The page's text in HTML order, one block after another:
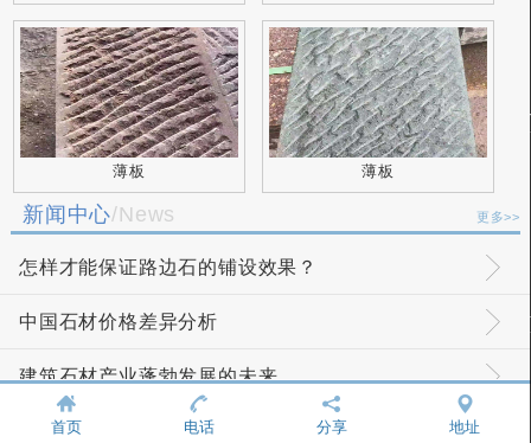
薄板 薄板
新闻中心/News 更多>>
怎样才能保证路边石的铺设效果？
中国石材价格差异分析
建筑石材产业蓬勃发展的未来
如何辨别青石板材的优劣
首页 电话 分享 地址